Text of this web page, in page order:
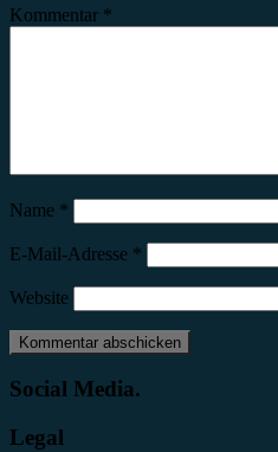
Kommentar *
Name *
E-Mail-Adresse *
Website
Social Media.
Legal